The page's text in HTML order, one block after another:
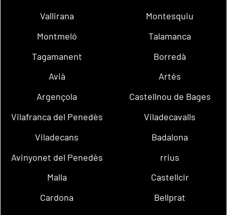
Vallirana
Montesquiu
Montmeló
Talamanca
Tagamanent
Borredà
Avià
Artés
Argençola
Castellnou de Bages
Vilafranca del Penedès
Viladecavalls
Viladecans
Badalona
Avinyonet del Penedès
rrius
Malla
Castellcir
Cardona
Bellprat